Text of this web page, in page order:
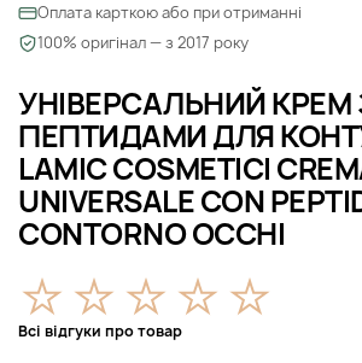
УНІВЕРСАЛЬНИЙ КРЕМ
ПЕПТИДАМИ ДЛЯ
LAMIC COSMETICI
UNIVERSALE CON
CONTORNO OCCHI
Всі відгуки про товар
Оплата карткою або при отриманні
100% оригінал — з 2017 року